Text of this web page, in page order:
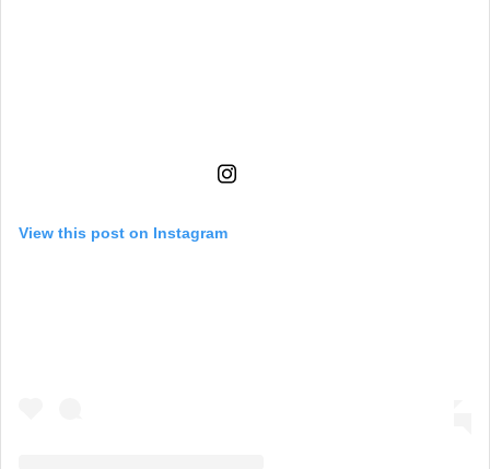
View this post on Instagram